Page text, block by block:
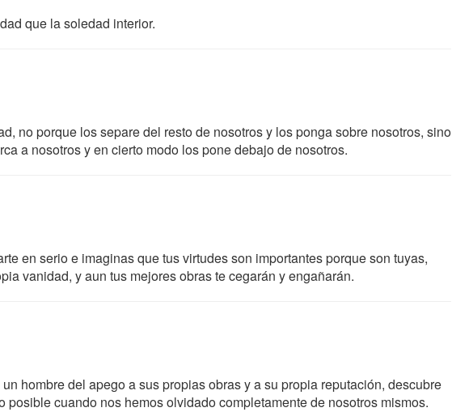
que la soledad interior.
no porque los separe del resto de nosotros y los ponga sobre nosotros, sino
a nosotros y en cierto modo los pone debajo de nosotros.
en serio e imaginas que tus virtudes son importantes porque son tuyas,
vanidad, y aun tus mejores obras te cegarán y engañarán.
hombre del apego a sus propias obras y a su propia reputación, descubre
posible cuando nos hemos olvidado completamente de nosotros mismos.